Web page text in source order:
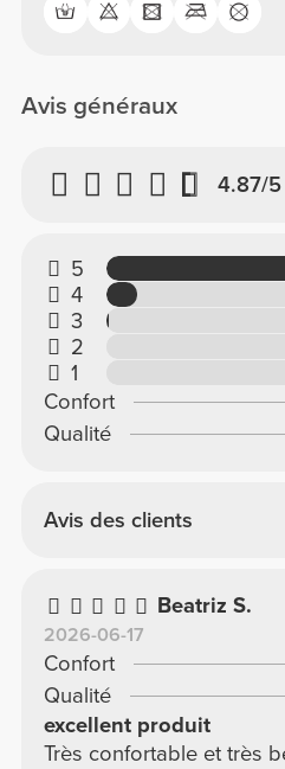
Avis généraux
4.87/5
5
4
3
2
1
Confort
Qualité
Avis des clients
Beatriz S.
2026-06-17
Confort
Qualité
excellent produit
Très confortable et très